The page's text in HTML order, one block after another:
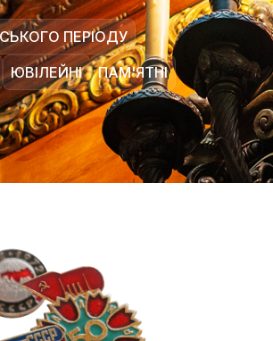
ПЕРІОДУ
ЮВІЛЕЙНІ
ПАМ'ЯТНІ